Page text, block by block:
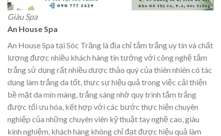
Giàu Spa
An House Spa
An House Spa tại Sóc Trăng là địa chỉ tắm trắng uy tín và chất
lượng được nhiều khách hàng tin tưởng với công nghệ tắm
trắng sử dụng rất nhiều dược thảo quý của thiên nhiên có tác
dụng làm trắng da tốt, thực sự hiệu quả trong việc cải thiện
bề mặt da mịn màng, trắng sáng nhờ quy trình tắm trắng
được tối ưu hóa, kết hợp với các bước thực hiện chuyên
nghiệp của những chuyên viên kỹ thuật tay nghề cao, giàu
kinh nghiệm, khách hàng không chỉ đạt được hiệu quả làm